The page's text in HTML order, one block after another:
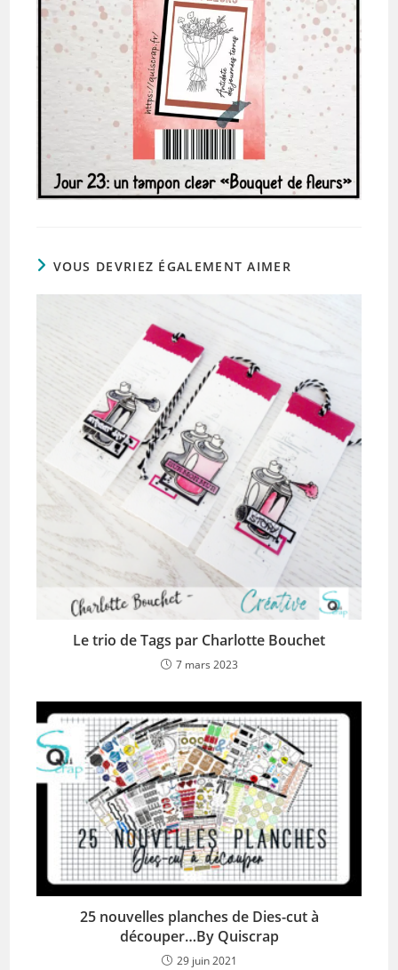
VOUS DEVRIEZ ÉGALEMENT AIMER
Le trio de Tags par Charlotte Bouchet
7 mars 2023
25 nouvelles planches de Dies-cut à
découper…By Quiscrap
29 juin 2021